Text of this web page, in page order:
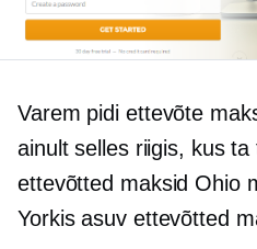
Varem pidi ettevõte
ainult selles riigis, kus ta
ettevõtted maksid Ohio
Yorkis asuvettevõtted